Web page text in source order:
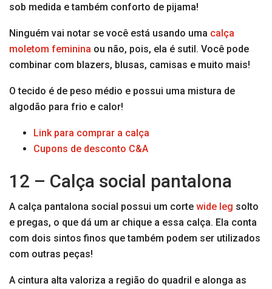
sob medida e também conforto de pijama!
Ninguém vai notar se você está usando uma calça
moletom feminina ou não, pois, ela é sutil. Você pode
combinar com blazers, blusas, camisas e muito mais!
O tecido é de peso médio e possui uma mistura de
algodão para frio e calor!
Link para comprar a calça
Cupons de desconto C&A
12 – Calça social pantalona
A calça pantalona social possui um corte wide leg solto
e pregas, o que dá um ar chique a essa calça. Ela conta
com dois sintos finos que também podem ser utilizados
com outras peças!
A cintura alta valoriza a região do quadril e alonga as